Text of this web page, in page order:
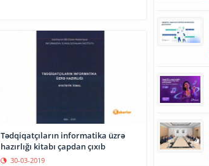
Tədqiqatçıların informatika üzrə
hazırlığı kitabı çapdan çıxıb
30-03-2019